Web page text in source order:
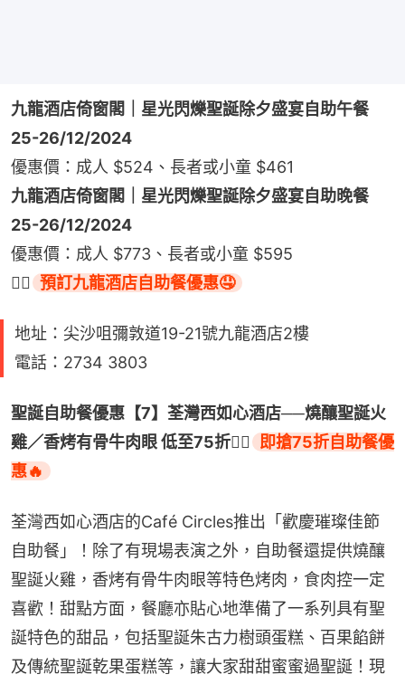
九龍酒店倚窗閣｜星光閃爍聖誕除夕盛宴自助午餐
25-26/12/2024
優惠價：成人 $524、長者或小童 $461
九龍酒店倚窗閣｜星光閃爍聖誕除夕盛宴自助晚餐
25-26/12/2024
優惠價：成人 $773、長者或小童 $595
👉🏻 預訂九龍酒店自助餐優惠🤤
地址：尖沙咀彌敦道19-21號九龍酒店2樓
電話：2734 3803
聖誕自助餐優惠【7】荃灣西如心酒店──燒釀聖誕火
雞／香烤有骨牛肉眼 低至75折👉🏻
即搶75折自助餐優
惠🔥
荃灣西如心酒店的Café Circles推出「歡慶璀璨佳節
自助餐」！除了有現場表演之外，自助餐還提供燒釀
聖誕火雞，香烤有骨牛肉眼等特色烤肉，食肉控一定
喜歡！甜點方面，餐廳亦貼心地準備了一系列具有聖
誕特色的甜品，包括聖誕朱古力樹頭蛋糕、百果餡餅
及傳統聖誕乾果蛋糕等，讓大家甜甜蜜蜜過聖誕！現